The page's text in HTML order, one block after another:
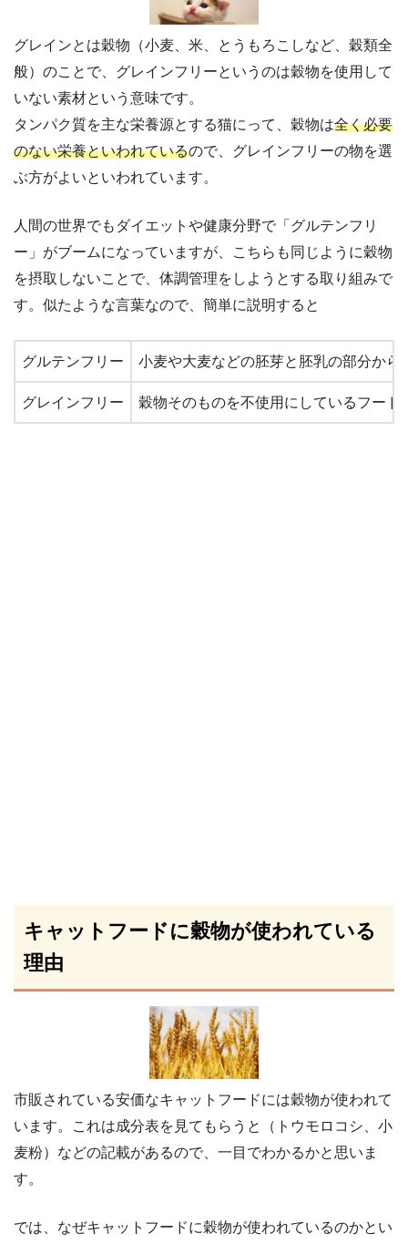
グレインとは穀物（小麦、米、とうもろこしなど、穀類全
般）のことで、グレインフリーというのは穀物を使用して
いない素材という意味です。
タンパク質を主な栄養源とする猫にって、穀物は全く必要
のない栄養といわれているので、グレインフリーの物を選
ぶ方がよいといわれています。
人間の世界でもダイエットや健康分野で「グルテンフリ
ー」がブームになっていますが、こちらも同じように穀物
を摂取しないことで、体調管理をしようとする取り組みで
す。似たような言葉なので、簡単に説明すると
グルテンフリー 小麦や大麦などの胚芽と胚乳の部分か
グレインフリー 穀物そのものを不使用にしているフー
キャットフードに穀物が使われている
理由
市販されている安価なキャットフードには穀物が使われて
います。これは成分表を見てもらうと（トウモロコシ、小
麦粉）などの記載があるので、一目でわかるかと思いま
す。
では、なぜキャットフードに穀物が使われているのかとい